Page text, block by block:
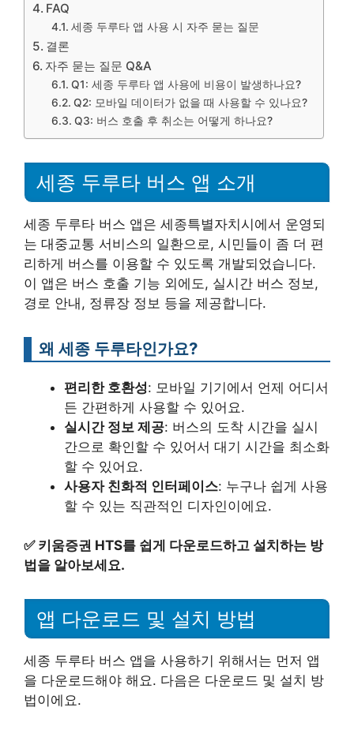
FAQ
세종 두루타 앱 사용 시 자주 묻는 질문
결론
자주 묻는 질문 Q&A
Q1: 세종 두루타 앱 사용에 비용이 발생하나요?
Q2: 모바일 데이터가 없을 때 사용할 수 있나요?
Q3: 버스 호출 후 취소는 어떻게 하나요?
세종 두루타 버스 앱 소개
세종 두루타 버스 앱은 세종특별자치시에서 운영되
는 대중교통 서비스의 일환으로, 시민들이 좀 더 편
리하게 버스를 이용할 수 있도록 개발되었습니다.
이 앱은 버스 호출 기능 외에도, 실시간 버스 정보,
경로 안내, 정류장 정보 등을 제공합니다.
왜 세종 두루타인가요?
편리한 호환성: 모바일 기기에서 언제 어디서
든 간편하게 사용할 수 있어요.
실시간 정보 제공: 버스의 도착 시간을 실시
간으로 확인할 수 있어서 대기 시간을 최소화
할 수 있어요.
사용자 친화적 인터페이스: 누구나 쉽게 사용
할 수 있는 직관적인 디자인이에요.
✅ 키움증권 HTS를 쉽게 다운로드하고 설치하는 방
법을 알아보세요.
앱 다운로드 및 설치 방법
세종 두루타 버스 앱을 사용하기 위해서는 먼저 앱
을 다운로드해야 해요. 다음은 다운로드 및 설치 방
법이에요.